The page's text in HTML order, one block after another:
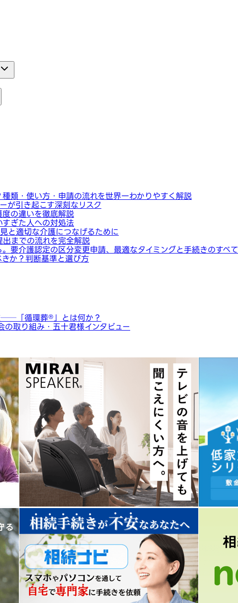
類・使い方・申請の流れを世界一わかりやすく解説
が引き起こす深刻なリスク
の違いを徹底解説
すぎた人への対処法
と適切な介護につなげるために
までの流れを完全解説
要介護認定の区分変更申請、最適なタイミングと手続きのすべて
か？判断基準と選び方
──「循環葬®︎」とは何か？
取り組み・五十君様インタビュー